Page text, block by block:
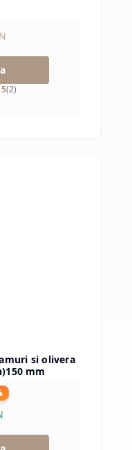
5(2)
si olivera
mm